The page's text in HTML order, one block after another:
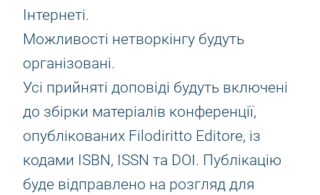
Інтернеті.
Можливості нетворкінгу будуть
організовані.
Усі прийняті доповіді будуть включені
до збірки матеріалів конференції,
опублікованих Filodiritto Editore, із
кодами ISBN, ISSN та DOI. Публікацію
буде відправлено на розгляд для